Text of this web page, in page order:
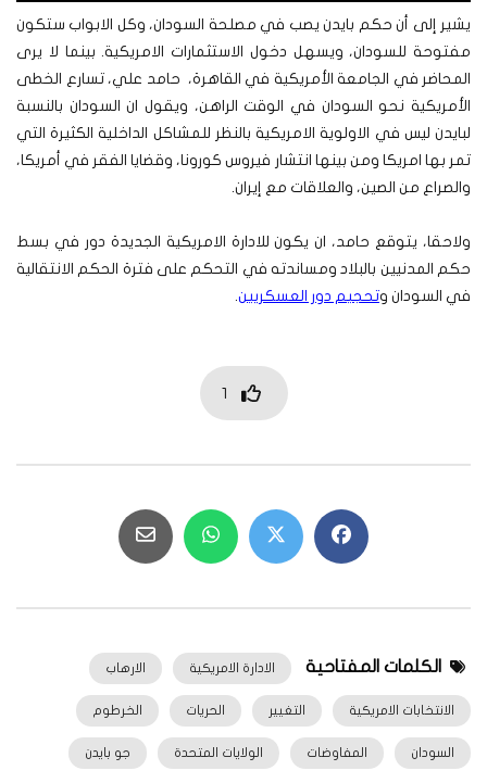
يشير إلى أن حكم بايدن يصب في مصلحة السودان، وكل الابواب ستكون
مفتوحة للسودان، ويسهل دخول الاستثمارات الامريكية. بينما لا يرى
المحاضر في الجامعة الأمريكية في القاهرة، حامد علي، تسارع الخطى
الأمريكية نحو السودان في الوقت الراهن، ويقول ان السودان بالنسبة
لبايدن ليس في الاولوية الامريكية بالنظر للمشاكل الداخلية الكثيرة التي
تمر بها امريكا ومن بينها انتشار فيروس كورونا، وقضايا الفقر في أمريكا،
والصراع من الصين، والعلاقات مع إيران.
ولاحقا، يتوقع حامد، ان يكون للادارة الامريكية الجديدة دور في بسط
حكم المدنيين بالبلاد ومساندته في التحكم على فترة الحكم الانتقالية
في السودان وتحجيم دور العسكريين.
1
الكلمات المفتاحية الادارة الامريكية الارهاب
الانتخابات الامريكية التغيير الحريات الخرطوم
السودان المفاوضات الولايات المتحدة جو بايدن